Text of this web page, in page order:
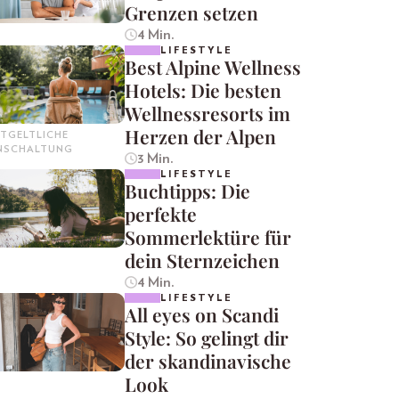
Grenzen setzen
4 Min.
LIFESTYLE
Best Alpine Wellness
Hotels: Die besten
Wellnessresorts im
Herzen der Alpen
3 Min.
LIFESTYLE
Buchtipps: Die
perfekte
Sommerlektüre für
dein Sternzeichen
4 Min.
LIFESTYLE
All eyes on Scandi
Style: So gelingt dir
der skandinavische
Look